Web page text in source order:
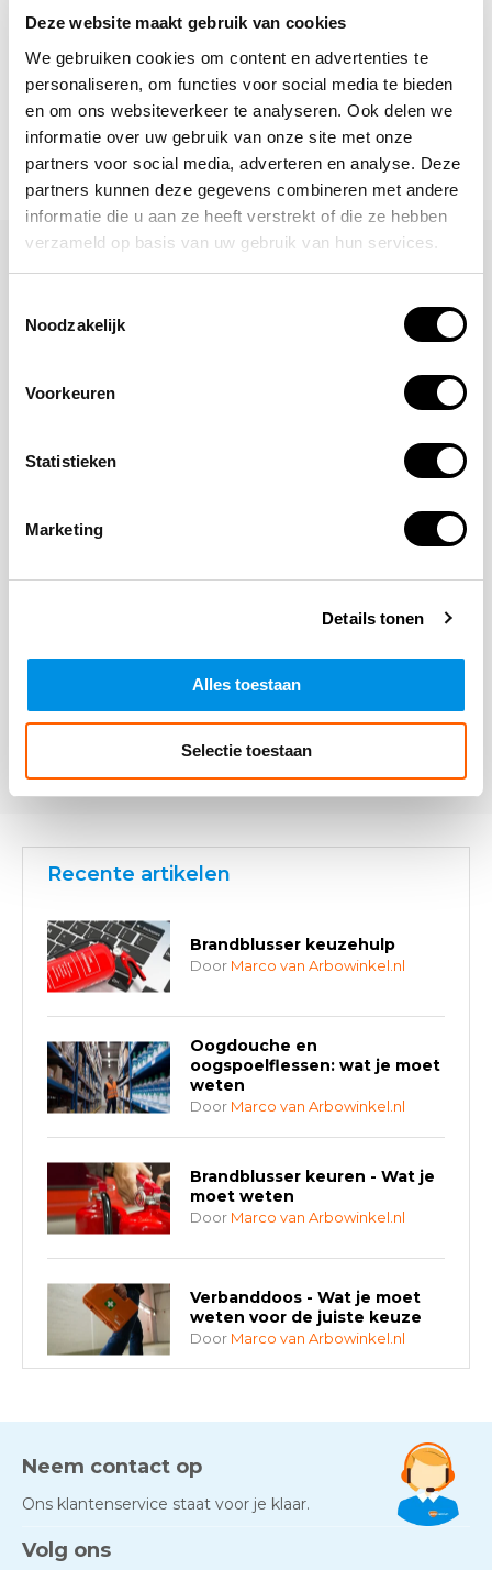
Deze website maakt gebruik van cookies
We gebruiken cookies om content en advertenties te
personaliseren, om functies voor social media te bieden
en om ons websiteverkeer te analyseren. Ook delen we
informatie over uw gebruik van onze site met onze
partners voor social media, adverteren en analyse. Deze
partners kunnen deze gegevens combineren met andere
informatie die u aan ze heeft verstrekt of die ze hebben
verzameld op basis van uw gebruik van hun services.
Noodzakelijk
Voorkeuren
Statistieken
Marketing
Details tonen
Alles toestaan
Selectie toestaan
Abonneer
Laat een reactie achter
*Uw e-mailadres wordt niet gepubliceerd
Recente artikelen
Brandblusser keuzehulp
Door Marco van Arbowinkel.nl
Oogdouche en
oogspoelflessen: wat je moet
weten
Door Marco van Arbowinkel.nl
Brandblusser keuren - Wat je
moet weten
Door Marco van Arbowinkel.nl
Verbanddoos - Wat je moet
weten voor de juiste keuze
Door Marco van Arbowinkel.nl
AED-apparaten - Welke past
Door Marco van Arbowinkel.nl
Neem contact op
Ons klantenservice staat voor je klaar.
Volg ons